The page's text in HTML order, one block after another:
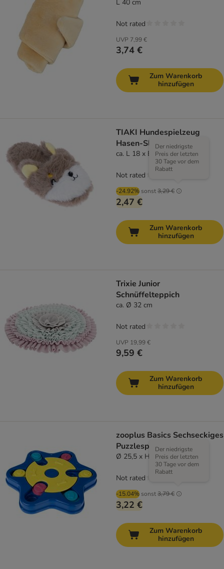
L 40 cm
UVP 7,99 €
3,74 €
Not rated
Zum Warenkorb
hinzufügen
TIAKI Hundespielzeug
Hasen-Slipper
ca. L 18 x B 9 x H 5 cm
-24.92% sonst3,29 €
Der niedrigste
Preis der letzten
30 Tage vor dem
Rabatt
2,47 €
Not rated
Zum Warenkorb
hinzufügen
Trixie Junior
Schnüffelteppich
ca. Ø 32 cm
UVP 19,99 €
9,59 €
Not rated
Zum Warenkorb
hinzufügen
zooplus Basics Sechseckiges
Puzzlespielzeug
Ø 25,5 x H 3 cm
-15.04% sonst3,79 €
Der niedrigste
Preis der letzten
30 Tage vor dem
Rabatt
3,22 €
Not rated
Zum Warenkorb
hinzufügen